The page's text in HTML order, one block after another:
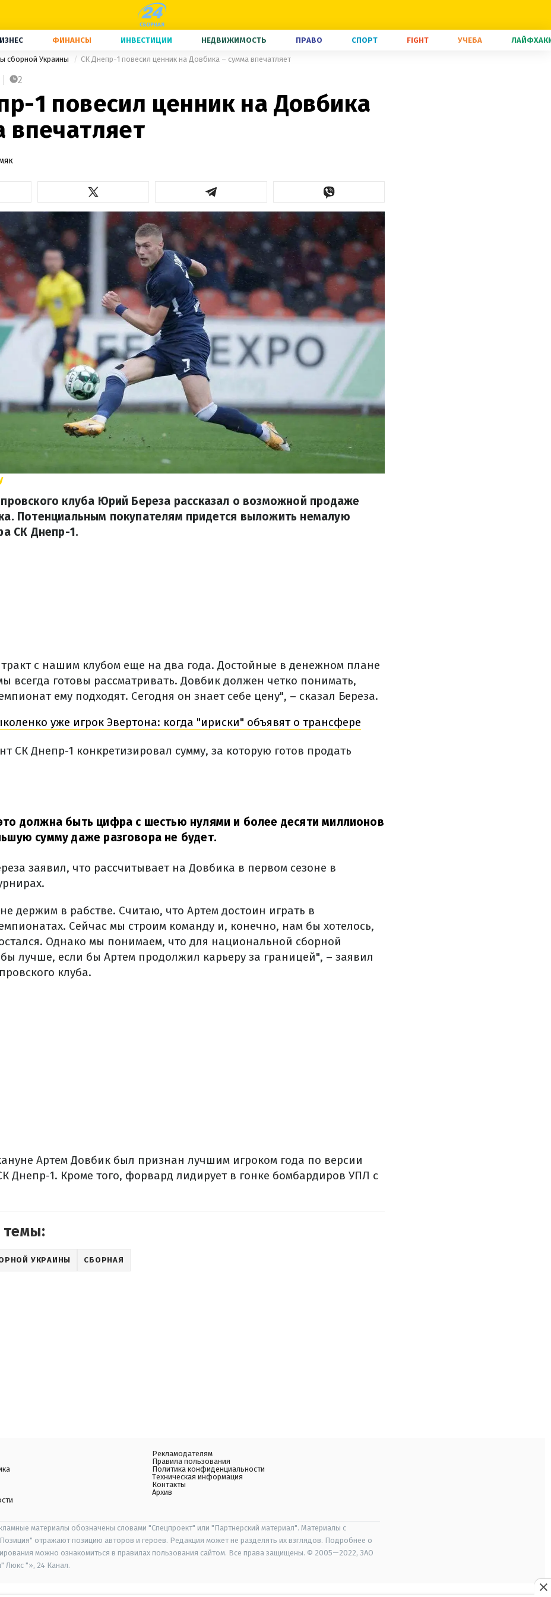
ФИНАНСЫ ИНВЕСТИЦИИ НЕДВИЖИМОСТЬ ПРАВО СПОРТ FIGHT УЧЕБА
сборной Украины СК Днепр-1 повесил ценник на Довбика – сумма впечатляет
2
1 повесил ценник на Довбика
впечатляет
клуба Юрий Береза рассказал о возможной продаже
Потенциальным покупателям придется выложить немалую
СК Днепр-1.
с нашим клубом еще на два года. Достойные в денежном плане
всегда готовы рассматривать. Довбик должен четко понимать,
ему подходят. Сегодня он знает себе цену", – сказал Береза.
уже игрок Эвертона: когда "ириски" объявят о трансфере
СК Днепр-1 конкретизировал сумму, за которую готов продать
должна быть цифра с шестью нулями и более десяти миллионов
сумму даже разговора не будет.
​​заявил, что рассчитывает на Довбика в первом сезоне в
держим в рабстве. Считаю, что Артем достоин играть в
Сейчас мы строим команду и, конечно, нам бы хотелось,
Однако мы понимаем, что для национальной сборной
лучше, если бы Артем продолжил карьеру за границей", – заявил
клуба.
Артем Довбик был признан лучшим игроком года по версии
Днепр-1. Кроме того, форвард лидирует в гонке бомбардиров УПЛ с
темы:
УКРАИНЫ СБОРНАЯ
Рекламодателям
Правила пользования
Политика конфиденциальности
Техническая информация
Контакты
Архив
материалы обозначены словами "Спецпроект" или "Партнерский материал". Материалы с
отражают позицию авторов и героев. Редакция может не разделять их взглядов. Подробнее о
можно ознакомиться в правилах пользования сайтом. Все права защищены. © 2005—2022, ЗАО
Люкс "», 24 Канал.